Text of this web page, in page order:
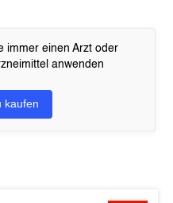
immer einen Arzt oder
anwenden
kaufen